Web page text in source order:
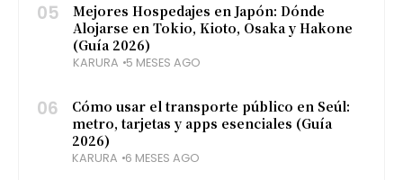
05
Mejores Hospedajes en Japón: Dónde
Alojarse en Tokio, Kioto, Osaka y Hakone
(Guía 2026)
KARURA 5 MESES AGO
06
Cómo usar el transporte público en Seúl:
metro, tarjetas y apps esenciales (Guía
2026)
KARURA 6 MESES AGO